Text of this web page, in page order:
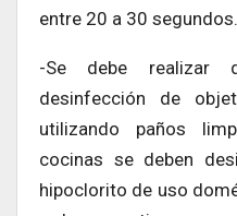
entre 20 a 30 segundos.
-Se debe realizar
desinfección de
utilizando paños
cocinas se deben
hipoclorito de uso